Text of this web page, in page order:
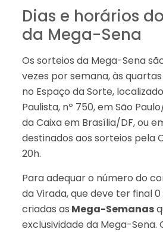
Dias e horários
da Mega-Sena
Os sorteios da Mega-Sena
vezes por semana, às
no Espaço da Sorte,
Paulista, nº 750, em São
da Caixa em Brasília/DF, ou
destinados aos sorteios pela
20h.
Para adequar o número do
da Virada, que deve ter final
criadas as Mega-Semanas
exclusividade da Mega-Sena.